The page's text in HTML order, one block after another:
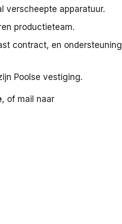
verscheepte apparatuur.
productieteam.
contract, en ondersteuning
Poolse vestiging.
, of mail naar